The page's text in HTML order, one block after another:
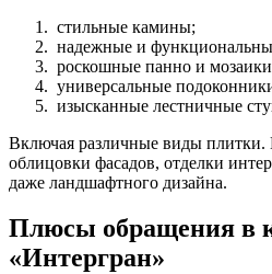
стильные камины;
надежные и
роскошные панно и
универсальные
изысканные лестничные
Включая различные виды плитки.
облицовки фасадов, отделки
даже ландшафтного дизайна.
Плюсы обращения в
«Интергран»